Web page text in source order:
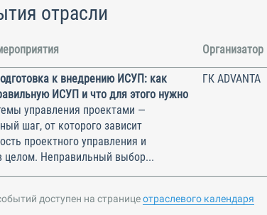
отрасли
Организатор
к внедрению ИСУП: как
ИСУП и что для этого нужно
управления проектами —
шаг, от которого зависит
проектного управления и
целом. Неправильный выбор...
ГК ADVANTA
доступен на страницеотраслевого календаря